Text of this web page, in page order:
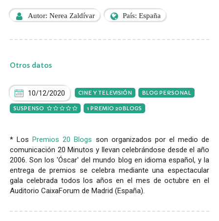
Autor: Nerea Zaldívar País: España
Otros datos
10/12/2020 CINE Y TELEVISIÓN BLOG PERSONAL
SUSPENSO 1 PREMIO 20BLOGS
* Los Premios 20 Blogs son organizados por el medio de
comunicación 20 Minutos y llevan celebrándose desde el año
2006. Son los 'Óscar' del mundo blog en idioma español, y la
entrega de premios se celebra mediante una espectacular
gala celebrada todos los años en el mes de octubre en el
Auditorio CaixaForum de Madrid (España).